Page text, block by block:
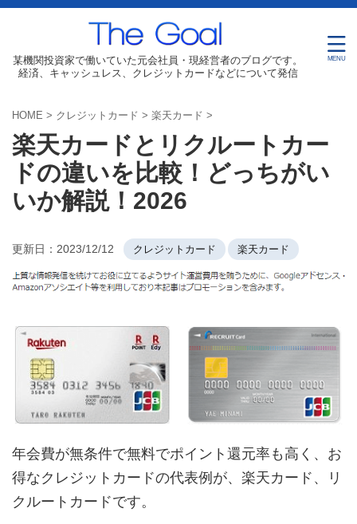
某機関投資家で働いていた元会社員・現経営者のブログです。
経済、キャッシュレス、クレジットカードなどについて発信
HOME > クレジットカード > 楽天カード >
楽天カードとリクルートカー
ドの違いを比較！どっちがい
いか解説！2026
更新日： 2023/12/12 クレジットカード 楽天カード
年会費が無条件で無料でポイント還元率も高く、お
得なクレジットカードの代表例が、楽天カード、リ
クルートカードです。